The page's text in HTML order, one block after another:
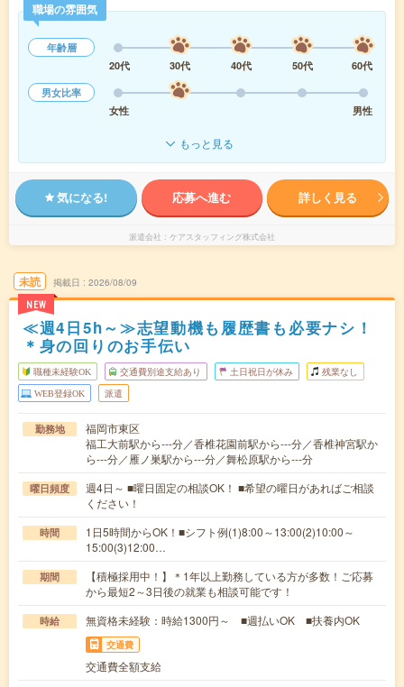
職場の雰囲気
年齢層
20代
30代 40代 50代
60代
男女比率
女性
男性
もっと見る
気になる! 応募へ進む 詳しく見る
派遣会社 ケアスタッフィング株式会社
未読
NEW
掲載日 2026/08/09
≪週4日5h～≫志望動機も履歴書も必要ナシ！
＊身の回りのお手伝い
職種未経験OK 交通費別途支給あり 土日祝日が休み 残業なし
WEB登録OK 派遣
勤務地
福岡市東区
福工大前駅から---分／香椎花園前駅から---分／香椎神宮駅か
ら---分／雁ノ巣駅から---分／舞松原駅から---分
曜日頻度
週4日～ ■曜日固定の相談OK！ ■希望の曜日があればご相談
ください！
時間
1日5時間からOK！■シフト例(1)8:00～13:00(2)10:00～
15:00(3)12:00…
期間
【積極採用中！】＊1年以上勤務している方が多数！ご応募
から最短2～3日後の就業も相談可能です！
時給 無資格未経験：時給1300円～ ■週払いOK ■扶養内OK
交通費
交通費全額支給